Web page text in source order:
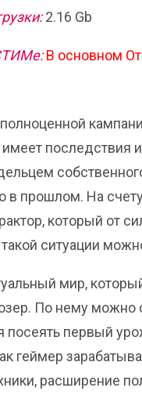
2.16 Gb
В основном
последствия
в прошлом. На
который от
ситуации
мир,
По нему
посеять первый
геймер
расширение